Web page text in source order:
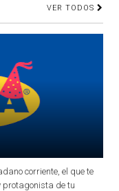
VER TODOS
corriente, el que te
protagonista de tu